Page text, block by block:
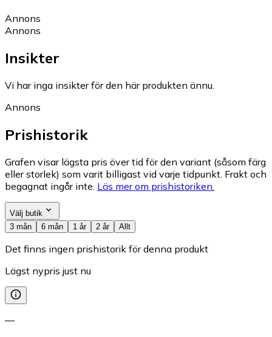
Annons
Annons
Insikter
Vi har inga insikter för den här produkten ännu.
Annons
Prishistorik
Grafen visar lägsta pris över tid för den variant (såsom färg
eller storlek) som varit billigast vid varje tidpunkt. Frakt och
begagnat ingår inte. Läs mer om prishistoriken.
Välj butik
3 mån
6 mån 1 år 2 år Allt
Det finns ingen prishistorik för denna produkt
Lägst nypris just nu
—